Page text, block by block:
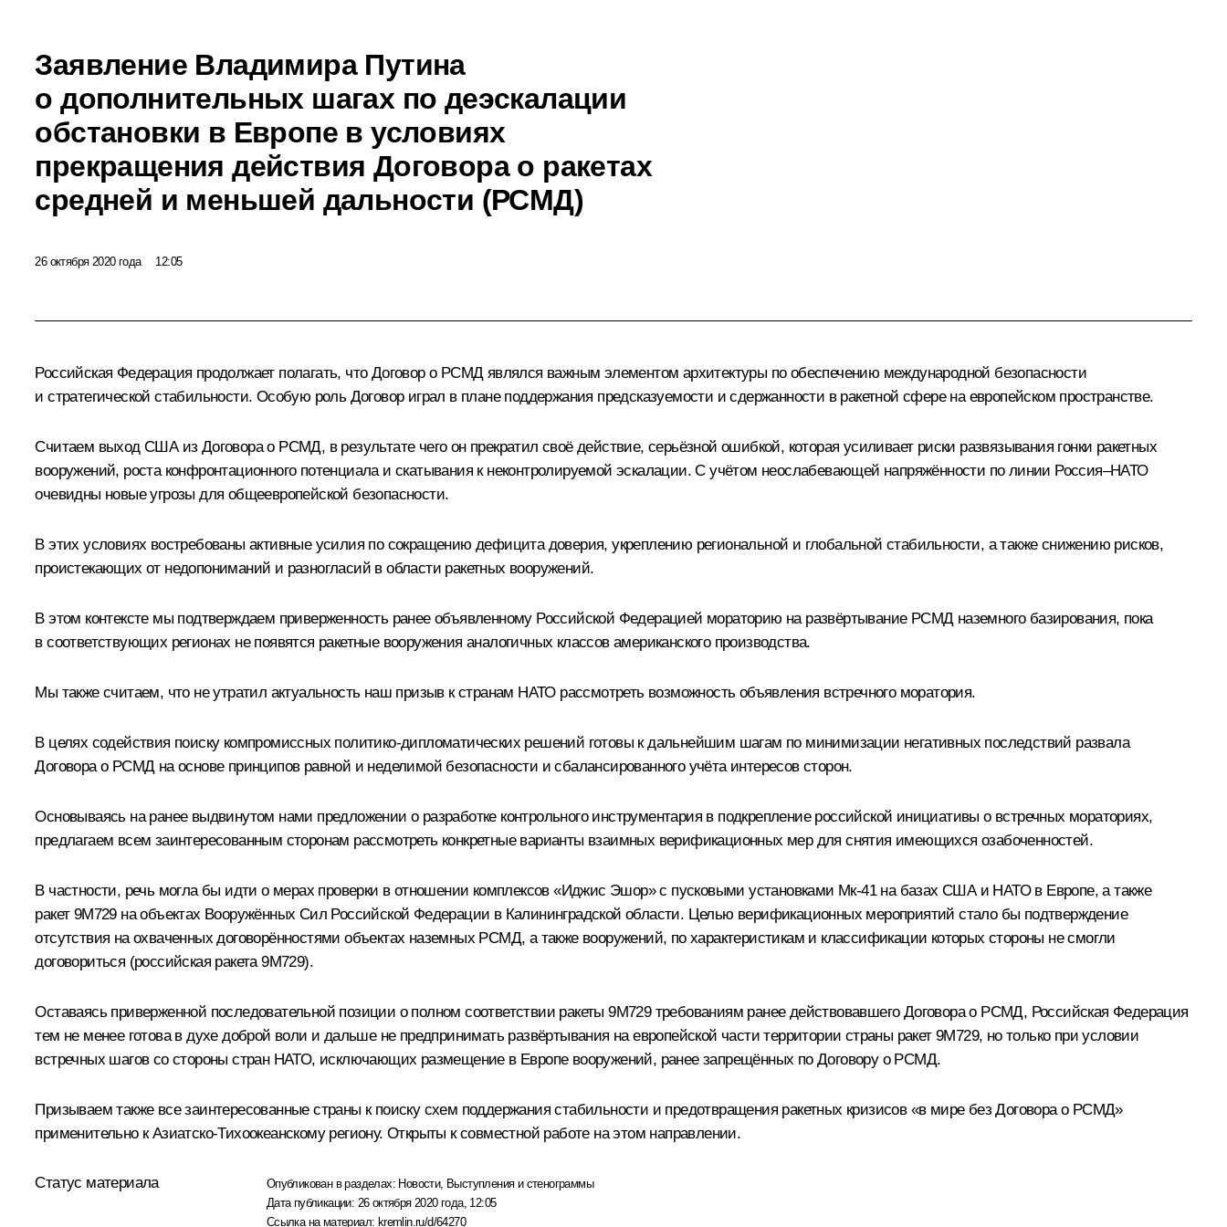
Заявление Владимира Путина
о дополнительных шагах по деэскалации
обстановки в Европе в условиях
прекращения действия Договора о ракетах
средней и меньшей дальности (РСМД)
26 октября 2020 года 12:05
Российская Федерация продолжает полагать, что Договор о РСМД являлся важным элементом архитектуры по обеспечению международной безопасности
и стратегической стабильности. Особую роль Договор играл в плане поддержания предсказуемости и сдержанности в ракетной сфере на европейском пространстве.
Считаем выход США из Договора о РСМД, в результате чего он прекратил своё действие, серьёзной ошибкой, которая усиливает риски развязывания гонки ракетных
вооружений, роста конфронтационного потенциала и скатывания к неконтролируемой эскалации. С учётом неослабевающей напряжённости по линии Россия‒НАТО
очевидны новые угрозы для общеевропейской безопасности.
В этих условиях востребованы активные усилия по сокращению дефицита доверия, укреплению региональной и глобальной стабильности, а также снижению рисков,
проистекающих от недопониманий и разногласий в области ракетных вооружений.
В этом контексте мы подтверждаем приверженность ранее объявленному Российской Федерацией мораторию на развёртывание РСМД наземного базирования, пока
в соответствующих регионах не появятся ракетные вооружения аналогичных классов американского производства.
Мы также считаем, что не утратил актуальность наш призыв к странам НАТО рассмотреть возможность объявления встречного моратория.
В целях содействия поиску компромиссных политико‑дипломатических решений готовы к дальнейшим шагам по минимизации негативных последствий развала
Договора о РСМД на основе принципов равной и неделимой безопасности и сбалансированного учёта интересов сторон.
Основываясь на ранее выдвинутом нами предложении о разработке контрольного инструментария в подкрепление российской инициативы о встречных мораториях,
предлагаем всем заинтересованным сторонам рассмотреть конкретные варианты взаимных верификационных мер для снятия имеющихся озабоченностей.
В частности, речь могла бы идти о мерах проверки в отношении комплексов «Иджис Эшор» с пусковыми установками Мк‑41 на базах США и НАТО в Европе, а также
ракет 9М729 на объектах Вооружённых Сил Российской Федерации в Калининградской области. Целью верификационных мероприятий стало бы подтверждение
отсутствия на охваченных договорённостями объектах наземных РСМД, а также вооружений, по характеристикам и классификации которых стороны не смогли
договориться (российская ракета 9М729).
Оставаясь приверженной последовательной позиции о полном соответствии ракеты 9М729 требованиям ранее действовавшего Договора о РСМД, Российская Федерация
тем не менее готова в духе доброй воли и дальше не предпринимать развёртывания на европейской части территории страны ракет 9М729, но только при условии
встречных шагов со стороны стран НАТО, исключающих размещение в Европе вооружений, ранее запрещённых по Договору о РСМД.
Призываем также все заинтересованные страны к поиску схем поддержания стабильности и предотвращения ракетных кризисов «в мире без Договора о РСМД»
применительно к Азиатско‑Тихоокеанскому региону. Открыты к совместной работе на этом направлении.
Статус материала Опубликован в разделах: Новости, Выступления и стенограммы
Дата публикации: 26 октября 2020 года, 12:05
Ссылка на материал: kremlin.ru/d/64270